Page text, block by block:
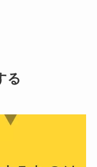
る